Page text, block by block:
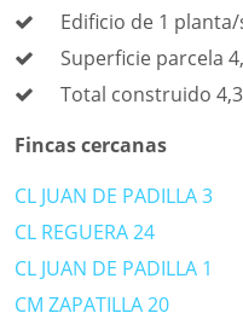
Edificio de 1
Superficie parcela
Total construido
Fincas cercanas
CL JUAN DE PADILLA 3
CL REGUERA 24
CL JUAN DE PADILLA 1
CM ZAPATILLA 20